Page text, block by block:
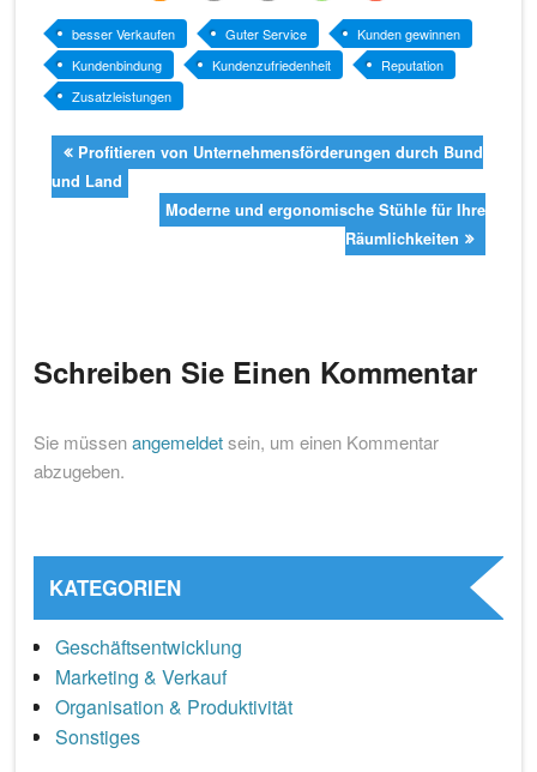
rss-
feed
e-
mail
druckenteilen teilen
besser Verkaufen Guter Service
Kunden gewinnen
Kundenbindung
Kundenzufriedenheit
Reputation
Zusatzleistungen
Profitieren von Unternehmensförderungen durch Bund
und Land
Moderne und ergonomische Stühle für Ihre
Räumlichkeiten
Schreiben Sie Einen Kommentar
Sie müssenangemeldetsein, um einen Kommentar
abzugeben.
KATEGORIEN
Geschäftsentwicklung
Marketing & Verkauf
Organisation & Produktivität
Sonstiges